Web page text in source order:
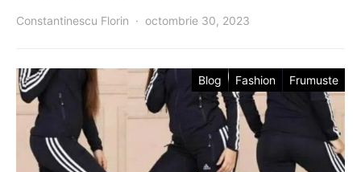
Constantinescu Florin octombrie 30, 2023
Blog Fashion Frumuste